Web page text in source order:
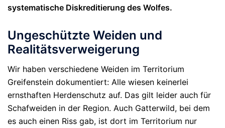
systematische Diskreditierung des Wolfes.
Ungeschützte Weiden und
Realitätsverweigerung
Wir haben verschiedene Weiden im Territorium
Greifenstein dokumentiert: Alle wiesen keinerlei
ernsthaften Herdenschutz auf. Das gilt leider auch für
Schafweiden in der Region. Auch Gatterwild, bei dem
es auch einen Riss gab, ist dort im Territorium nur